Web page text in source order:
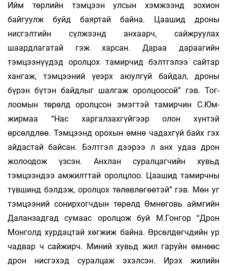
Ийм төр­лийн тэмцээн улсын хэмжээнд зохион
байгуулж буйд баяртай байна. Цаашид дроны
нисгэлтийн сүлжээнд анхаарч, сайжруулах
шаардлагатай гэж харсан. Дараа дараагийн
тэмцээнүүдэд орол­цох тамирчид бэлтгэлээ сайтар
хангаж, тэм­цээний үеэрх аюулгүй байдал, дроны
бүрэн бүтэн байдлыг шалгаж оролцоосой” гэв. Тог­
лоомын төрөлд оролцсон эмэгтэй тамирчин С.Юм­
жирмаа “Нас харгалзахгүйгээр олон хүн­тэй
өрсөлдлөө. Тэмцээнд орохын өмнө ча­дах­гүй байх гэх
айдастай байсан. Бэлтгэл дээрээ л анх удаа дрон
жолоодож үзсэн. Анхлан сурал­цаг­чийн хувьд
тэмцээндээ амжилттай оролцлоо. Цаа­шид тамирчны
түв­шинд бэл­­дэж, оролцох төлөвлөгөөтэй” гэв. Мөн уг
тэм­­­цээний сонирхогчдын төрөлд Өмнөговь айм­­гийн
Даланзадгад сумаас оролцож буй М.Гон­­гор “Дрон
Монголд хурдацтай хөгжиж байна. Өр­сөл­дөгчдийн ур
чадвар ч сайжирч. Ми­­ний хувьд жил гаруйн өмнөөс
дрон нисгэхэд сурал­­цаж эхэл­сэн. Ирэх жилийн